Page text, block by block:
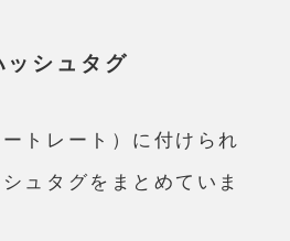
ッシュタグ
トレート）に付けられ
ュタグをまとめていま